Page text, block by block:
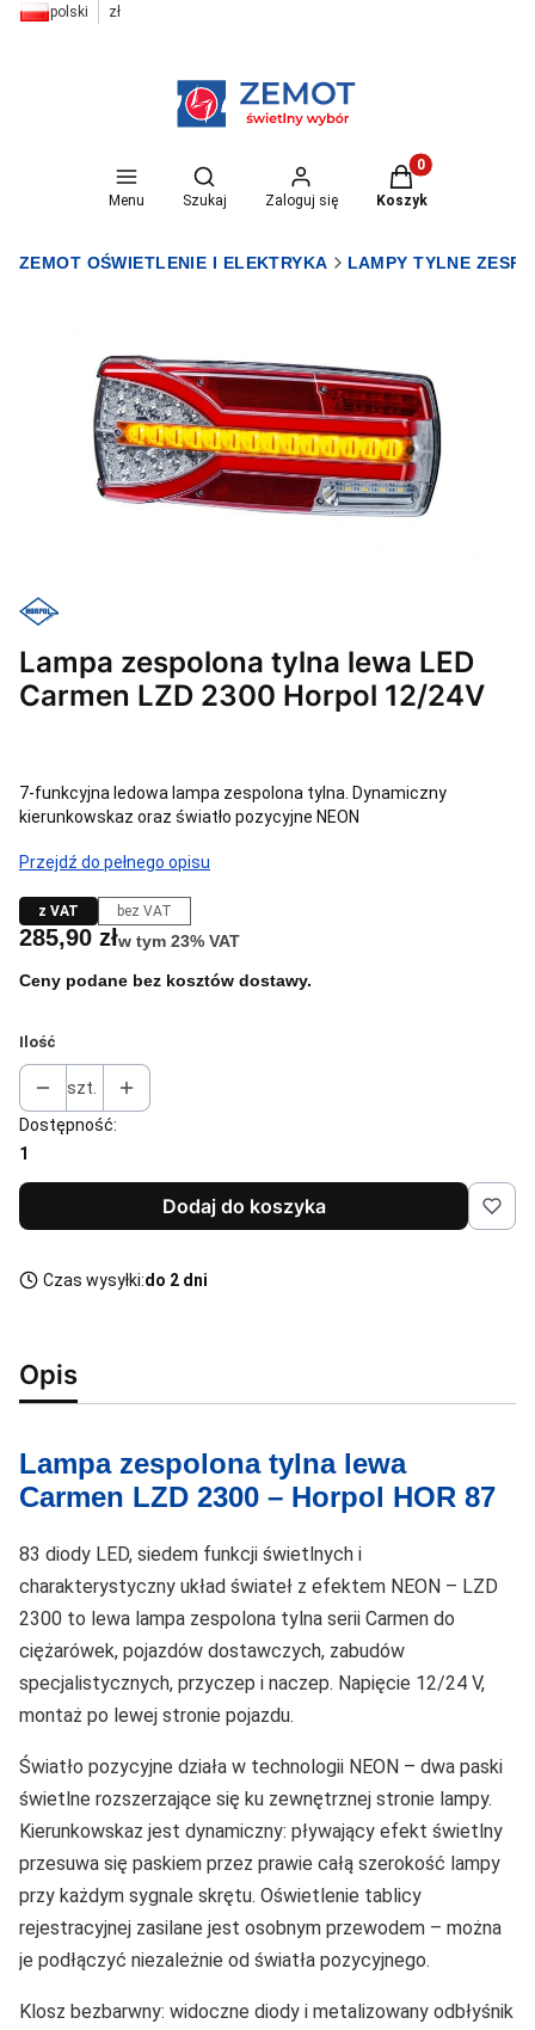
polski zł
Menu
Otwórz wyszukiwarkę
Szukaj Zaloguj się
Produkty w
Koszyk
ZEMOT OŚWIETLENIE I ELEKTRYKA LAMPY TYLNE
Lampa zespolona tylna lewa LED
Carmen LZD 2300 Horpol 12/24V
7-funkcyjna ledowa lampa zespolona tylna. Dynamiczny
kierunkowskaz oraz światło pozycyjne NEON
Przejdź do pełnego opisu
z VAT bez VAT
Cena
285,90 złw tym 23% VAT
w tym 23% VAT
Ceny podane bez kosztów dostawy.
Ilość
szt.
Dostępność:
1
Dodaj do koszyka
Czas wysyłki:do 2 dni
Opis
Lampa zespolona tylna lewa
Carmen LZD 2300 – Horpol HOR 87
83 diody LED, siedem funkcji świetlnych i
charakterystyczny układ świateł z efektem NEON – LZD
2300 to lewa lampa zespolona tylna serii Carmen do
ciężarówek, pojazdów dostawczych, zabudów
specjalistycznych, przyczep i naczep. Napięcie 12/24 V,
montaż po lewej stronie pojazdu.
Światło pozycyjne działa w technologii NEON – dwa paski
świetlne rozszerzające się ku zewnętrznej stronie lampy.
Kierunkowskaz jest dynamiczny: pływający efekt świetlny
przesuwa się paskiem przez prawie całą szerokość lampy
przy każdym sygnale skrętu. Oświetlenie tablicy
rejestracyjnej zasilane jest osobnym przewodem – można
je podłączyć niezależnie od światła pozycyjnego.
Klosz bezbarwny: widoczne diody i metalizowany odbłyśnik